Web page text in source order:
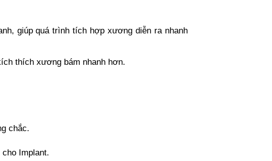
giúp quá trình tích hợp xương diễn ra nhanh
thích xương bám nhanh hơn.
chắc.
Implant.